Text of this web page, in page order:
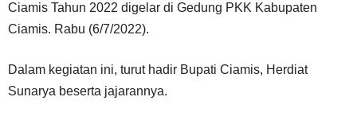
Ciamis Tahun 2022 digelar di Gedung PKK Kabupaten
Ciamis. Rabu (6/7/2022).
Dalam kegiatan ini, turut hadir Bupati Ciamis, Herdiat
Sunarya beserta jajarannya.